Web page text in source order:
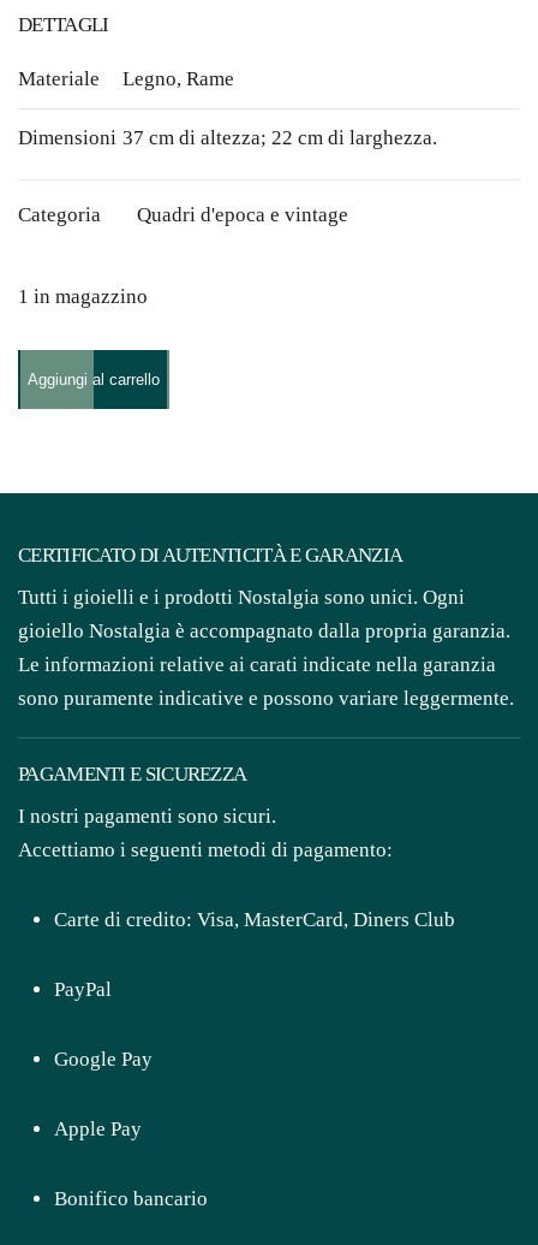
DETTAGLI
Materiale Legno, Rame
Dimensioni 37 cm di altezza; 22 cm di larghezza.
Categoria Quadri d'epoca e vintage
1 in magazzino
Cornice
Legno
Dorato,
metà
XVIII
secolo
quantità
Aggiungi al carrello
CERTIFICATO DI AUTENTICITÀ E GARANZIA
Tutti i gioielli e i prodotti Nostalgia sono unici. Ogni
gioiello Nostalgia è accompagnato dalla propria garanzia.
Le informazioni relative ai carati indicate nella garanzia
sono puramente indicative e possono variare leggermente.
PAGAMENTI E SICUREZZA
I nostri pagamenti sono sicuri.
Accettiamo i seguenti metodi di pagamento:
Carte di credito: Visa, MasterCard, Diners Club
PayPal
Google Pay
Apple Pay
Bonifico bancario